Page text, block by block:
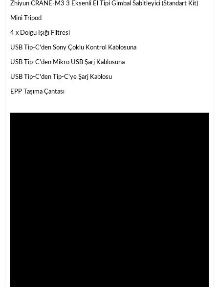
Zhiyun CRANE-M3 3 Eksenli El Tipi Gimbal Sabitleyici (Standart Kit)
Mini Tripod
4 x Dolgu Işığı Filtresi
USB Tip-C'den Sony Çoklu Kontrol Kablosuna
USB Tip-C'den Mikro USB Şarj Kablosuna
USB Tip-C'den Tip-C'ye Şarj Kablosu
EPP Taşıma Çantası